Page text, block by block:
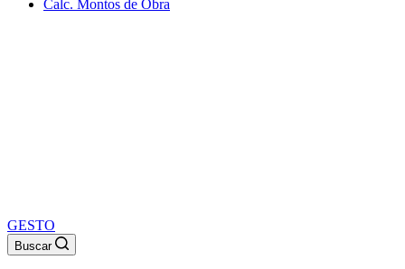
Calc. Montos de Obra
GESTO
Buscar